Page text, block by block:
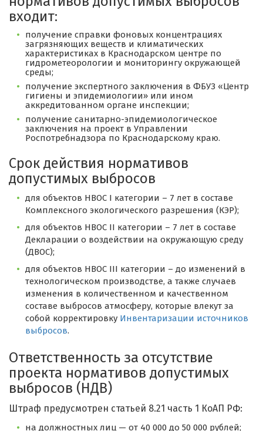
входит:
получение справки фоновых концентрациях
загрязняющих веществ и климатических
характеристиках в Краснодарском центре по
гидрометеорологии и мониторингу окружающей
среды;
получение экспертного заключения в ФБУЗ «Центр
гигиены и эпидемиологии» или ином
аккредитованном органе инспекции;
получение санитарно-эпидемиологическое
заключения на проект в Управлении
Роспотребнадзора по Краснодарскому краю.
Срок действия нормативов
допустимых выбросов
для объектов НВОС I категории – 7 лет в составе
Комплексного экологического разрешения (КЭР);
для объектов НВОС II категории – 7 лет в составе
Декларации о воздействии на окружающую среду
(ДВОС);
для объектов НВОС III категории – до изменений в
технологическом производстве, а также случаев
изменения в количественном и качественном
составе выбросов атмосферу, которые влекут за
собой корректировку Инвентаризации источников
выбросов.
Ответственность за отсутствие
проекта нормативов допустимых
выбросов (НДВ)
Штраф предусмотрен статьей 8.21 часть 1 КоАП РФ:
на должностных лиц — от 40 000 до 50 000 рублей;